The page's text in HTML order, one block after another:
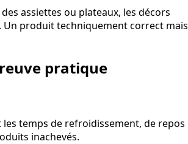
assiettes ou plateaux, les décors
Un produit techniquement correct mais
pratique
les temps de refroidissement, de repos
inachevés.